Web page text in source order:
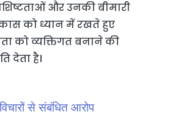
और उनकी बीमारी
को ध्यान में रखते हुए
को व्यक्तिगत बनाने की
देता है।
से संबंधित आरोप